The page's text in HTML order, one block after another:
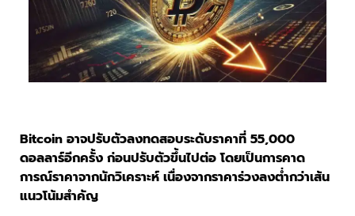
Bitcoin อาจปรับตัวลงทดสอบระดับราคาที่ 55,000
ดอลลาร์อีกครั้ง ก่อนปรับตัวขึ้นไปต่อ โดยเป็นการคาด
การณ์ราคาจากนักวิเคราะห์ เนื่องจากราคาร่วงลงต่ำกว่าเส้น
แนวโน้มสำคัญ